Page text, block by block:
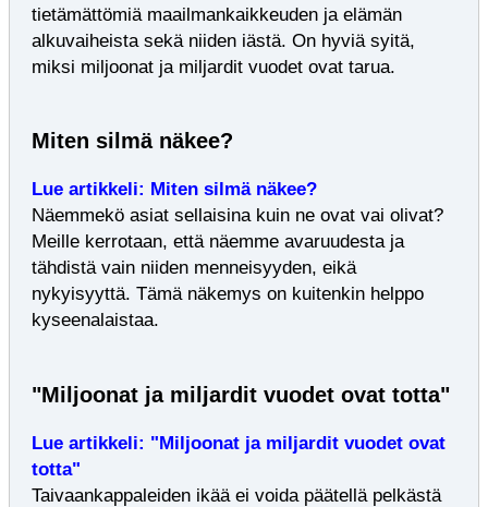
tietämättömiä maailmankaikkeuden ja elämän
alkuvaiheista sekä niiden iästä. On hyviä syitä,
miksi miljoonat ja miljardit vuodet ovat tarua.
Miten silmä näkee?
Lue artikkeli: Miten silmä näkee?
Näemmekö asiat sellaisina kuin ne ovat vai olivat?
Meille kerrotaan, että näemme avaruudesta ja
tähdistä vain niiden menneisyyden, eikä
nykyisyyttä. Tämä näkemys on kuitenkin helppo
kyseenalaistaa.
"Miljoonat ja miljardit vuodet ovat totta"
Lue artikkeli: "Miljoonat ja miljardit vuodet ovat
totta"
Taivaankappaleiden ikää ei voida päätellä pelkästä